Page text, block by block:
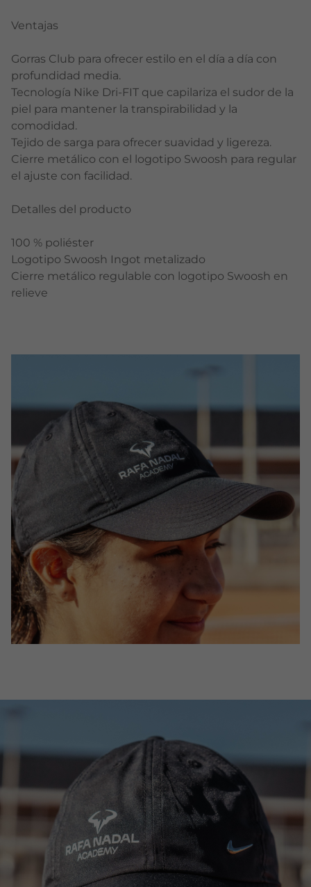
Ventajas
Gorras Club para ofrecer estilo en el día a día con
profundidad media.
Tecnología Nike Dri-FIT que capilariza el sudor de la
piel para mantener la transpirabilidad y la
comodidad.
Tejido de sarga para ofrecer suavidad y ligereza.
Cierre metálico con el logotipo Swoosh para regular
el ajuste con facilidad.
Detalles del producto
100 % poliéster
Logotipo Swoosh Ingot metalizado
Cierre metálico regulable con logotipo Swoosh en
relieve